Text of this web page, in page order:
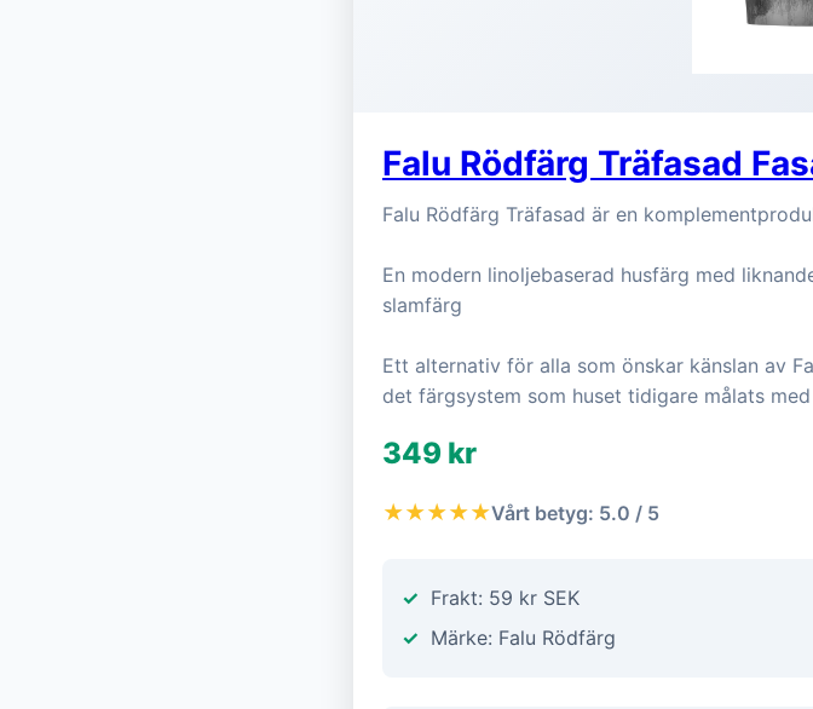
Falu Rödfärg Träfasad
Falu Rödfärg Träfasad är en
En modern linoljebaserad husfärg med
slamfärg
Ett alternativ för alla som önskar känslan av
det färgsystem som huset tidigare målats med
349 kr
★★★★★Vårt betyg: 5.0 / 5
Frakt: 59 kr SEK
Märke: Falu Rödfärg